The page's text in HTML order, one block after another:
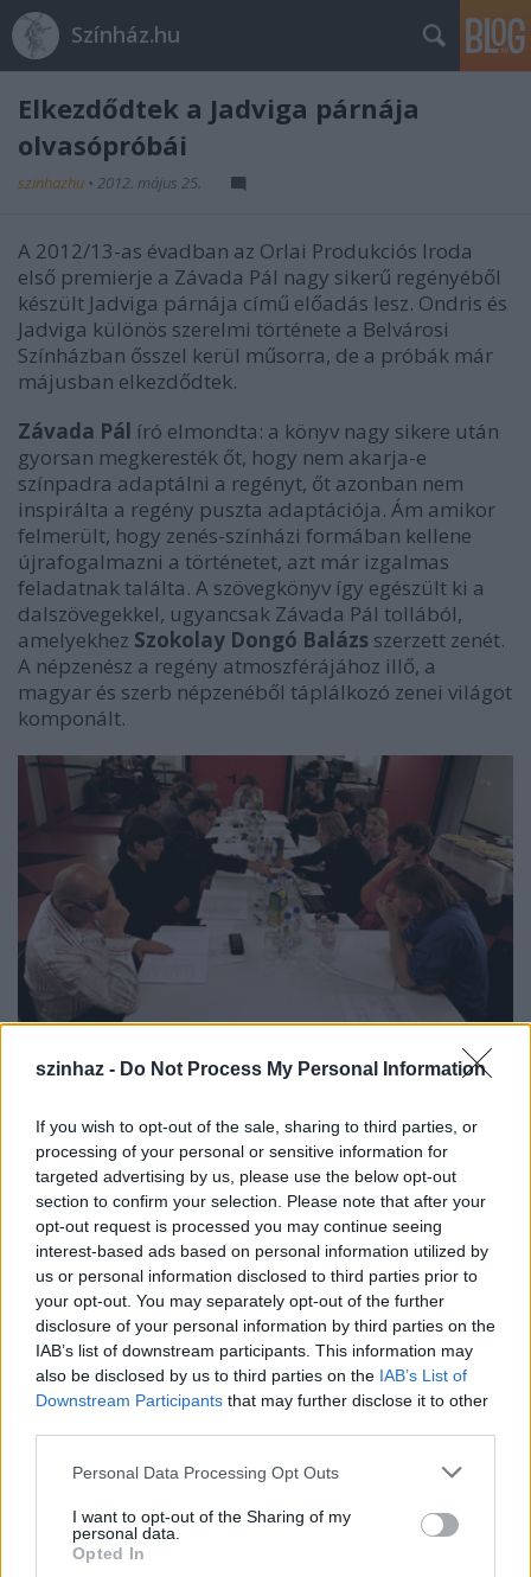
szinhaz - Do Not Process My Personal Information
If you wish to opt-out of the sale, sharing to third parties, or
processing of your personal or sensitive information for
targeted advertising by us, please use the below opt-out
section to confirm your selection. Please note that after your
opt-out request is processed you may continue seeing
interest-based ads based on personal information utilized by
us or personal information disclosed to third parties prior to
your opt-out. You may separately opt-out of the further
disclosure of your personal information by third parties on the
IAB’s list of downstream participants. This information may
also be disclosed by us to third parties on the IAB’s List of
Downstream Participants that may further disclose it to other
Please note that this website/app uses one or more Google
not limited to your visit or usage behaviour. You may click to
grant or deny consent to Google and its third-party tags to
use your data for below specified purposes in below Google
Personal Data Processing Opt Outs
I want to opt-out of the Sharing of my
personal data.
Opted In
Színház.hu
Elkezdődtek a Jadviga párnája
olvasópróbái
szinhazhu • 2012. május 25.
A 2012/13-as évadban az Orlai Produkciós Iroda
első premierje a Závada Pál nagy sikerű regényéből
készült Jadviga párnája című előadás lesz. Ondris és
Jadviga különös szerelmi története a Belvárosi
Színházban ősszel kerül műsorra, de a próbák már
májusban elkezdődtek.
Závada Pál író elmondta: a könyv nagy sikere után
gyorsan megkeresték őt, hogy nem akarja-e
színpadra adaptálni a regényt, őt azonban nem
inspirálta a regény puszta adaptációja. Ám amikor
felmerült, hogy zenés-színházi formában kellene
újrafogalmazni a történetet, azt már izgalmas
feladatnak találta. A szövegkönyv így egészült ki a
dalszövegekkel, ugyancsak Závada Pál tollából,
amelyekhez Szokolay Dongó Balázs szerzett zenét.
A népzenész a regény atmoszférájához illő, a
magyar és szerb népzenéből táplálkozó zenei világot
komponált.
Fotók: Tiszeker Dániel
Závada Pálregényéből 2000-ben film is készült
Deák Krisztinarendezésében,Bodó Viktorés
Ildikófőszereplésével, amelybenÓnódi Eszter
Jadviga legjobb barátnőjét, Irmust alakította. Az
Orlai Produkciós Iroda előadásában Ónódi Eszter a
címszerepben lesz látható, Ondrist pedig a Pesti
Magyar Színház társulatának tagja,Pál András
alakítja majd. Az előadás főbb szerepeibenPokorny
Lia, Takács Kati, Gáspár Sándor, Lukáts Andor,
Szikszai RémuszésLábodi Ádámlesznek
láthatóak.